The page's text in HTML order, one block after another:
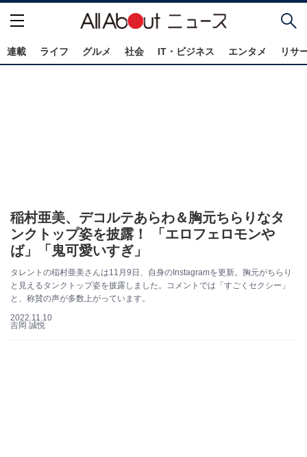
連載 ライフ グルメ 社会 IT・ビジネス エンタメ リサ
稲村亜美、デコルテあらわ＆胸元ちらりなタ
ンクトップ姿を披露！ 「エロフェロモンや
ば」「鬼可愛いすぎ」
タレントの稲村亜美さんは11月9日、自身のInstagramを更新。胸元がちらり
と見えるタンクトップ姿を披露しました。コメントでは「すごくセクシー」
と、称賛の声が多数上がっています。
2022.11.10
吉岡 誠悦